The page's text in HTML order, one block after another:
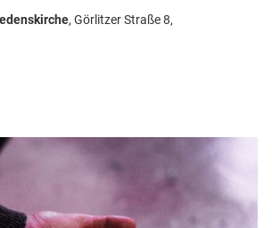
, Görlitzer Straße 8,